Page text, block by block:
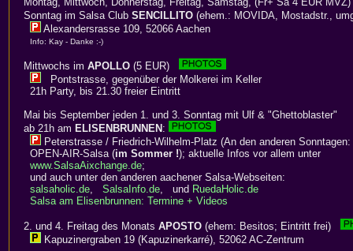
Sonntag im Salsa Club SENCILLITO (ehem.: MOVIDA, Mostadstr.,
Alexandersrasse 109, 52066 Aachen
Info: Kay - Danke :-)
Mittwochs im APOLLO (5 EUR)
Pontstrasse, gegenüber der Molkerei im Keller
21h Party, bis 21.30 freier Eintritt
Mai bis September jeden 1. und 3. Sonntag mit Ulf & "Ghettoblaster"
ab 21h am ELISENBRUNNEN :
Peterstrasse / Friedrich-Wilhelm-Platz (An den anderen Sonntagen:
OPEN-AIR-Salsa (im Sommer !); aktuelle Infos vor allem unter
www.SalsaAixchange.de;
und auch unter den anderen aachener Salsa-Webseiten:
salsaholic.de, SalsaInfo.de, und RuedaHolic.de
Salsa am Elisenbrunnen: Termine + Videos
2. und 4. Freitag des Monats APOSTO (ehem: Besitos; Eintritt frei)
Kapuzinergraben 19 (Kapuzinerkarré), 52062 AC-Zentrum